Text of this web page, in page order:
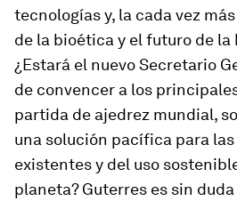
tecnologías y, la cada vez
de la bioética y el futuro de la
¿Estará el nuevo Secretario
de convencer a los
partida de ajedrez mundial,
una solución pacífica para
existentes y del uso
planeta? Guterres es sin